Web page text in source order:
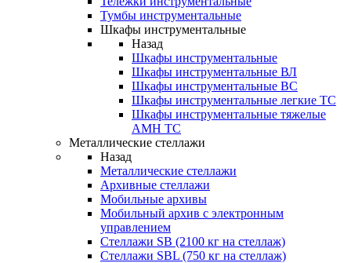
Тумбы инструментальные
Шкафы инструментальные
Назад
Шкафы инструментальные
Шкафы инструментальные ВЛ
Шкафы инструментальные ВС
Шкафы инструментальные легкие ТС
Шкафы инструментальные тяжелые
AMH TC
Металлические стеллажи
Назад
Металлические стеллажи
Архивные стеллажи
Мобильные архивы
Мобильный архив с электронным
управлением
Стеллажи SB (2100 кг на стеллаж)
Стеллажи SBL (750 кг на стеллаж)